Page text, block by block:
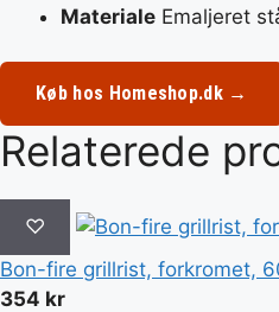
Materiale Emaljeret
Køb hos Homeshop.dk →
Relaterede
♡
Bon-fire grillrist, forkromet,
354 kr